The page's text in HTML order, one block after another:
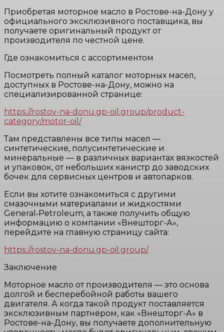
Приобретая моторное масло в Ростове-на-Дону у
официального эксклюзивного поставщика, вы
получаете оригинальный продукт от
производителя по честной цене.
Где ознакомиться с ассортиментом
Посмотреть полный каталог моторных масел,
доступных в Ростове-на-Дону, можно на
специализированной странице:
https://rostov-na-donu.gp-oil.group/product-
category/motor-oil/
Там представлены все типы масел —
синтетические, полусинтетические и
минеральные — в различных вариантах вязкостей
и упаковок, от небольших канистр до заводских
бочек для сервисных центров и автопарков.
Если вы хотите ознакомиться с другими
смазочными материалами и жидкостями
General‑Petroleum, а также получить общую
информацию о компании «Внешторг-А»,
перейдите на главную страницу сайта:
https://rostov-na-donu.gp-oil.group/
Заключение
Моторное масло от производителя — это основа
долгой и бесперебойной работы вашего
двигателя. А когда такой продукт поставляется
эксклюзивным партнёром, как «Внешторг-А» в
Ростове-на-Дону, вы получаете дополнительную